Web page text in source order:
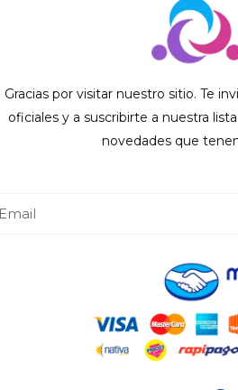
Gracias por visitar nuestro sitio. Te
oficiales y a suscribirte a nuestra
novedades que